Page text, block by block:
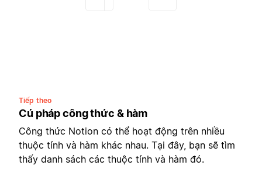
Tiếp theo
Cú pháp công thức & hàm
Công thức Notion có thể hoạt động trên nhiều
thuộc tính và hàm khác nhau. Tại đây, bạn sẽ tìm
thấy danh sách các thuộc tính và hàm đó.